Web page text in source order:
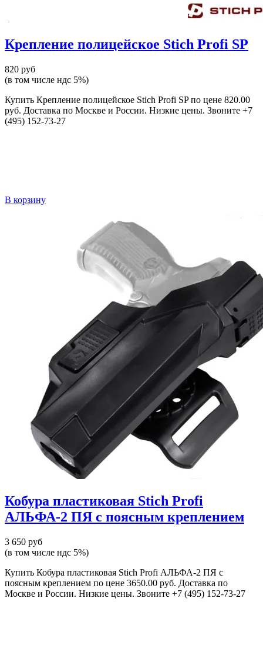
Крепление полицейское Stich Profi SP
820 руб
(в том числе ндс 5%)
Купить Крепление полицейское Stich Profi SP по цене 820.00
руб. Доставка по Москве и России. Низкие цены. Звоните +7
(495) 152-73-27
В корзину
Кобура пластиковая Stich Profi
АЛЬФА-2 ПЯ с поясным креплением
3 650 руб
(в том числе ндс 5%)
Купить Кобура пластиковая Stich Profi АЛЬФА-2 ПЯ с
поясным креплением по цене 3650.00 руб. Доставка по
Москве и России. Низкие цены. Звоните +7 (495) 152-73-27